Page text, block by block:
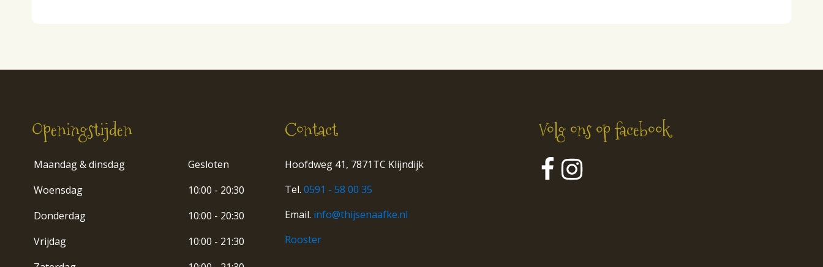
Openingstijden
Maandag & dinsdag
Gesloten
Woensdag
10:00 - 20:30
Donderdag
10:00 - 20:30
Vrijdag
10:00 - 21:30
Contact
Hoofdweg 41, 7871TC Klijndijk
Tel.0591 - 58 00 35
Email. info@thijsenaafke.nl
Rooster
Volg ons op facebook